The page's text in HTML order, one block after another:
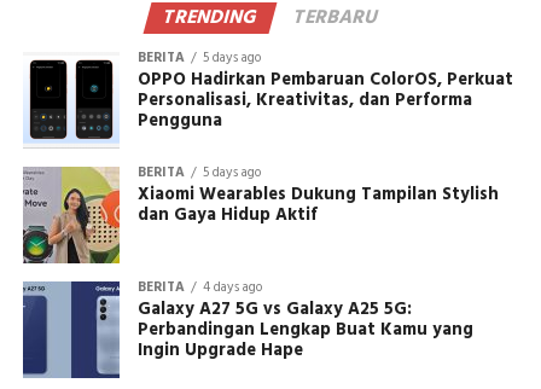
TRENDING TERBARU
BERITA 5 days ago
OPPO Hadirkan Pembaruan ColorOS, Perkuat
Personalisasi, Kreativitas, dan Performa
Pengguna
BERITA 5 days ago
Xiaomi Wearables Dukung Tampilan Stylish
dan Gaya Hidup Aktif
BERITA 4 days ago
Galaxy A27 5G vs Galaxy A25 5G:
Perbandingan Lengkap Buat Kamu yang
Ingin Upgrade Hape